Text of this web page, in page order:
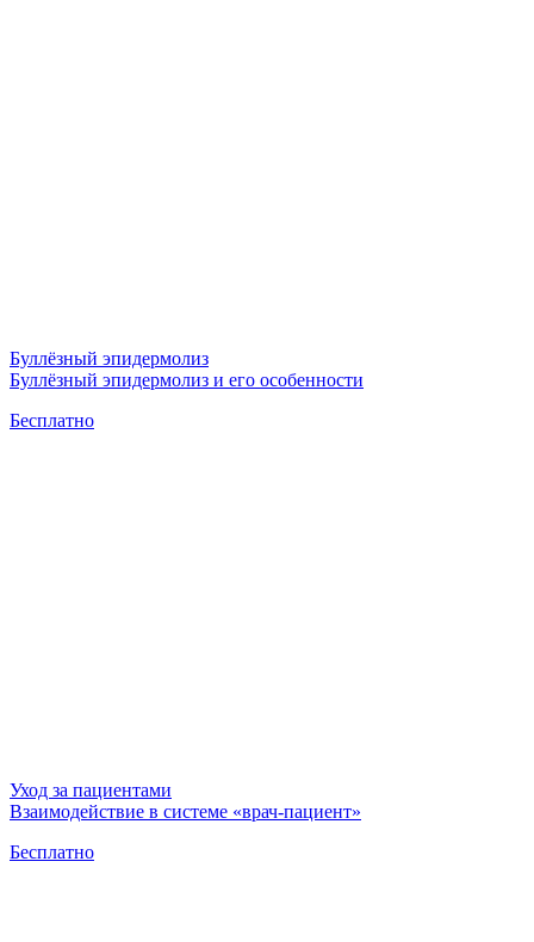
Буллёзный эпидермолиз
Буллёзный эпидермолиз и его особенности
Бесплатно
Уход за пациентами
Взаимодействие в системе «врач-пациент»
Бесплатно